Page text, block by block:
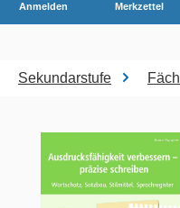
Anmelden Merkzettel
Sekundarstufe
Bildergalerie überspringen